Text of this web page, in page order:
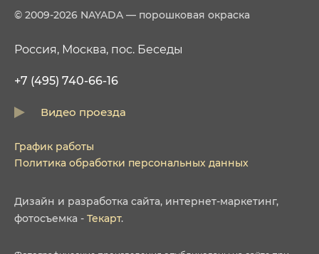
© 2009-2026 NAYADA — порошковая окраска
Россия, Москва, пос. Беседы
+7 (495) 740-66-16
Видео проезда
График работы
Политика обработки персональных данных
Дизайн и разработка сайта, интернет-маркетинг,
фотосъемка - Текарт.